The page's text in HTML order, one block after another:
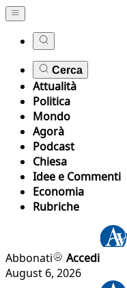
Cerca
Attualità
Politica
Mondo
Agorà
Podcast
Chiesa
Idee e Commenti
Economia
Rubriche
Abbonati
Accedi
August 6, 2026